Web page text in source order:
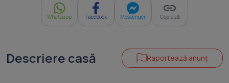
Whatsapp Facebook Messenger Copiază
Descriere casă Raportează anunț